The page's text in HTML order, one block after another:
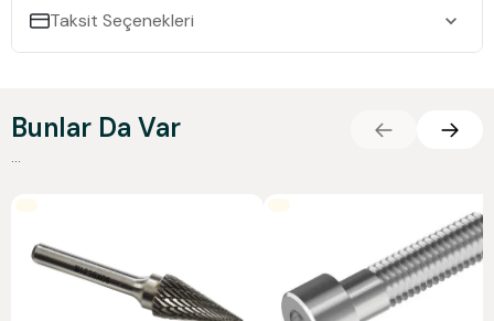
Taksit Seçenekleri
Bunlar Da Var
...